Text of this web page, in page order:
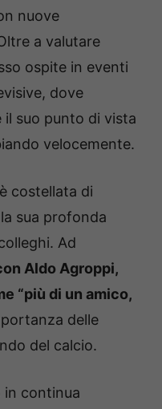
nuove
a valutare
ospite in eventi
dove
suo punto di vista
velocemente.
costellata di
sua profonda
Ad
Aldo Agroppi,
“più di un amico,
delle
del calcio.
in continua